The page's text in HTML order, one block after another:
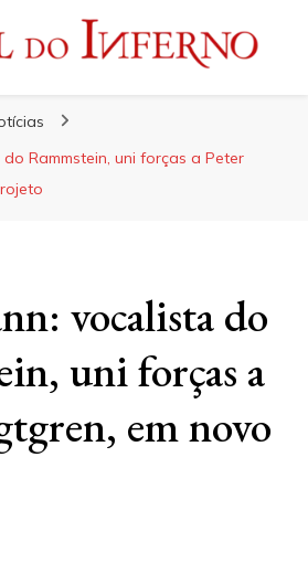
Rammstein, uni forças a Peter
vocalista do
uni forças a
em novo